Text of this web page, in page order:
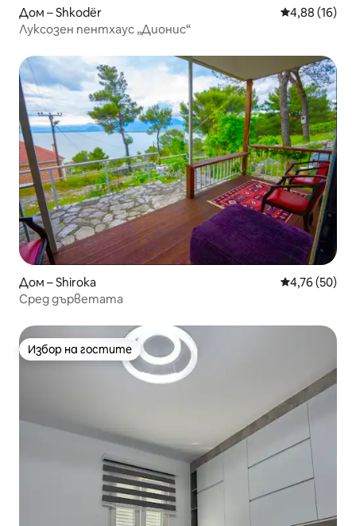
Дом – Shkodër Средна
4,88 (16)
Луксозен пентхаус „Дионис“
Дом – Shiroka Средна
4,76 (50)
Сред дърветата
Избор на гостите
Избор на гостите